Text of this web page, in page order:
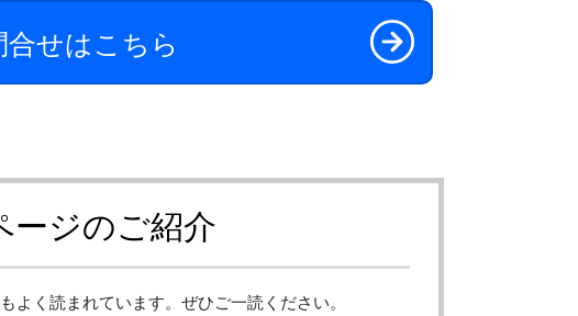
せはこちら
ージのご紹介
よく読まれています。ぜひご一読ください。